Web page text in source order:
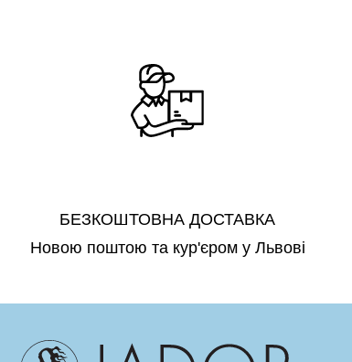
БЕЗКОШТОВНА ДОСТАВКА
Новою поштою та кур'єром у Львові